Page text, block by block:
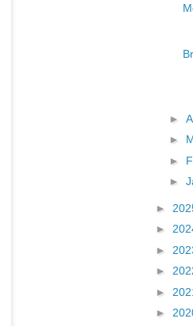
►
►
►
►
►
►
►
►
►
►